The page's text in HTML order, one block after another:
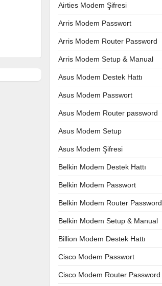
Airties Modem Şifresi
Arris Modem Passwort
Arris Modem Router Password
Arris Modem Setup & Manual
Asus Modem Destek Hattı
Asus Modem Passwort
Asus Modem Router password
Asus Modem Setup
Asus Modem Şifresi
Belkin Modem Destek Hattı
Belkin Modem Passwort
Belkin Modem Router Password
Belkin Modem Setup & Manual
Billion Modem Destek Hattı
Cisco Modem Passwort
Cisco Modem Router Password